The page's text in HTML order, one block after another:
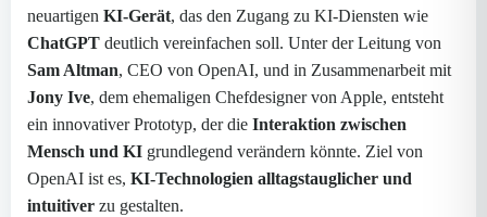
neuartigen KI-Gerät, das den Zugang zu KI-Diensten wie
ChatGPT deutlich vereinfachen soll. Unter der Leitung von
Sam Altman, CEO von OpenAI, und in Zusammenarbeit mit
Jony Ive, dem ehemaligen Chefdesigner von Apple, entsteht
ein innovativer Prototyp, der die Interaktion zwischen
Mensch und KI grundlegend verändern könnte. Ziel von
OpenAI ist es, KI-Technologien alltagstauglicher und
intuitiver zu gestalten.